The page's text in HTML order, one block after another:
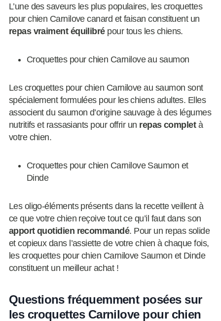
L’une des saveurs les plus populaires, les croquettes
pour chien Carnilove canard et faisan constituent un
repas vraiment équilibrépour tous les chiens.
Croquettes pour chien Carnilove au saumon
Les croquettes pour chien Carnilove au saumon sont
spécialement formulées pour les chiens adultes. Elles
associent du saumon d’origine sauvage à des légumes
nutritifs et rassasiants pour offrir un repas completà
votre chien.
Croquettes pour chien Carnilove Saumon et
Dinde
Les oligo-éléments présents dans la recette veillent à
ce que votre chien reçoive tout ce qu’il faut dans son
apport quotidien recommandé. Pour un repas solide
et copieux dans l’assiette de votre chien à chaque fois,
les croquettes pour chien Carnilove Saumon et Dinde
constituent un meilleur achat !
Questions fréquemment posées sur
les croquettes Carnilove pour chien